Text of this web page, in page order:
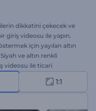
dikkatini çekecek ve
giriş videosu ile yapın.
için yayılan altın
ve altın renkli
videosu ile ticari
sloganınızı girin
dakikada elinizde bilin.
kuyumcu tanıtımları vs.
bir dokunuş yapın ve
1:1